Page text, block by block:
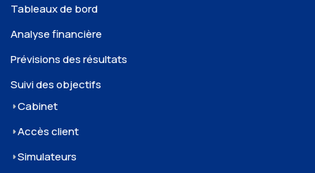
Tableaux de bord
Analyse financière
Prévisions des résultats
Suivi des objectifs
Cabinet
Accès client
Simulateurs